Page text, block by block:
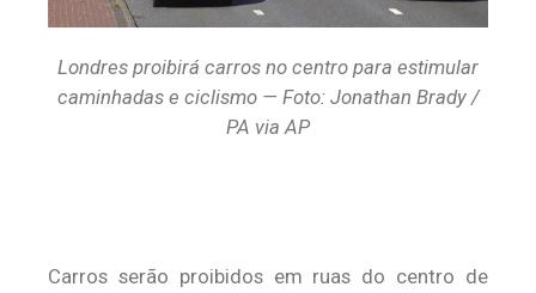
Londres proibirá carros no centro para estimular
caminhadas e ciclismo — Foto: Jonathan Brady /
PA via AP
Carros serão proibidos em ruas do centro de